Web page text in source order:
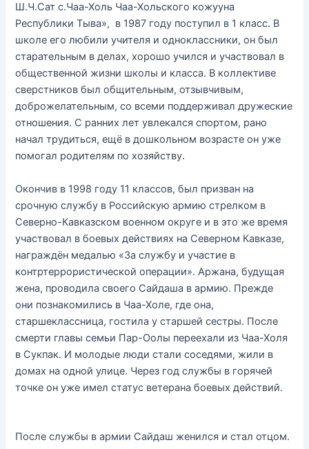
Ш.Ч.Сат с.Чаа-Холь Чаа-Хольского кожууна
Республики Тыва», в 1987 году поступил в 1 класс. В
школе его любили учителя и одноклассники, он был
старательным в делах, хорошо учился и участвовал в
общественной жизни школы и класса. В коллективе
сверстников был общительным, отзывчивым,
доброжелательным, со всеми поддерживал дружеские
отношения. С ранних лет увлекался спортом, рано
начал трудиться, ещё в дошкольном возрасте он уже
помогал родителям по хозяйству.
Окончив в 1998 году 11 классов, был призван на
срочную службу в Российскую армию стрелком в
Северно-Кавказском военном округе и в это же время
участвовал в боевых действиях на Северном Кавказе,
награждён медалью «За службу и участие в
контртеррористической операции». Аржана, будущая
жена, проводила своего Сайдаша в армию. Прежде
они познакомились в Чаа-Холе, где она,
старшеклассница, гостила у старшей сестры. После
смерти главы семьи Пар-Оолы переехали из Чаа-Холя
в Сукпак. И молодые люди стали соседями, жили в
домах на одной улице. Через год службы в горячей
точке он уже имел статус ветерана боевых действий.
После службы в армии Сайдаш женился и стал отцом.